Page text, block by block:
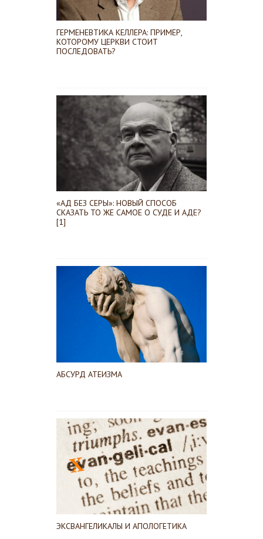
ГЕРМЕНЕВТИКА КЕЛЛЕРА: ПРИМЕР,
КОТОРОМУ ЦЕРКВИ СТОИТ
ПОСЛЕДОВАТЬ?
«АД БЕЗ СЕРЫ»: НОВЫЙ СПОСОБ
СКАЗАТЬ ТО ЖЕ САМОЕ О СУДЕ И АДЕ?
[1]
АБСУРД АТЕИЗМА
ЭКСВАНГЕЛИКАЛЫ И АПОЛОГЕТИКА